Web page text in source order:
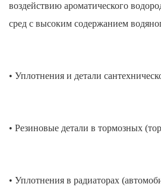
воздействию ароматического
сред с высоким содержанием
• Уплотнения и детали
• Резиновые детали в тормозных
• Уплотнения в радиаторах